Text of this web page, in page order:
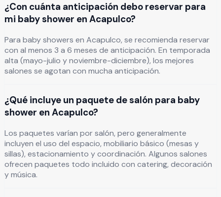
¿Con cuánta anticipación debo reservar para
mi baby shower en Acapulco?
Para baby showers en Acapulco, se recomienda reservar
con al menos 3 a 6 meses de anticipación. En temporada
alta (mayo-julio y noviembre-diciembre), los mejores
salones se agotan con mucha anticipación.
¿Qué incluye un paquete de salón para baby
shower en Acapulco?
Los paquetes varían por salón, pero generalmente
incluyen el uso del espacio, mobiliario básico (mesas y
sillas), estacionamiento y coordinación. Algunos salones
ofrecen paquetes todo incluido con catering, decoración
y música.